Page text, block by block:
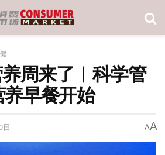
周来了︱科学管
早餐开始
日 AA